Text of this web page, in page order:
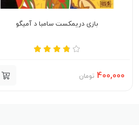
بازی دریمکست سامبا د آمیگو
400,000 تومان